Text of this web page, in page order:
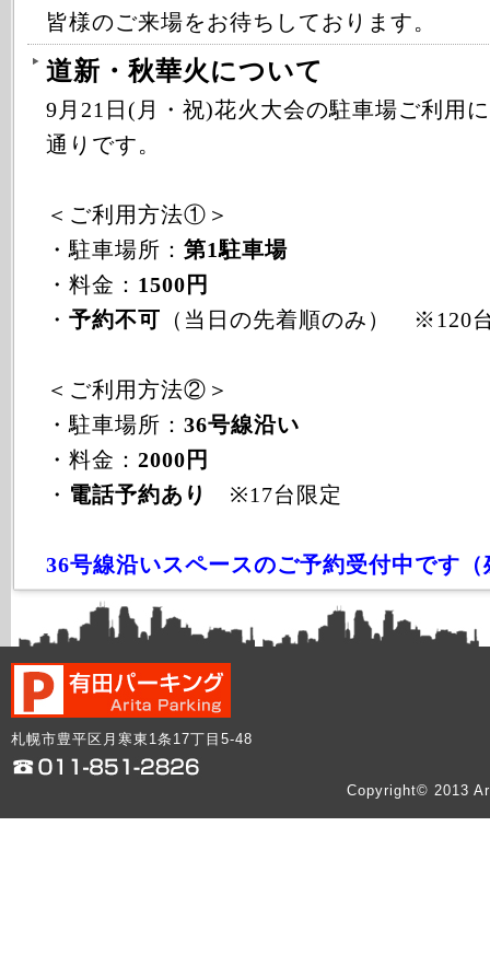
皆様のご来場をお待ちしております。
道新・秋華火について
9月21日(月・祝)花火大会の駐車場ご利用
通りです。
＜ご利用方法①＞
・駐車場所： 第1駐車場
・料金： 1500円
・ 予約不可 （当日の先着順のみ） ※120
＜ご利用方法②＞
・駐車場所： 36号線沿い
・料金： 2000円
・ 電話予約あり ※17台限定
36号線沿いスペースのご予約受付中です
札幌市豊平区月寒東1条17丁目5-48
Copyright© 2013